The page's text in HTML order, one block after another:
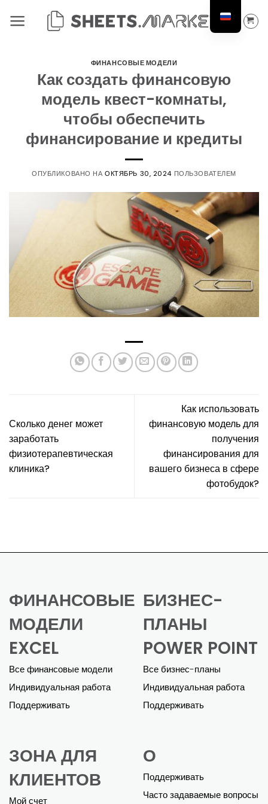
ФИНАНСОВЫЕ МОДЕЛИ
Как создать финансовую
модель квест-комнаты,
чтобы обеспечить
финансирование и кредиты
ОПУБЛИКОВАНО НАОКТЯБРЬ 30, 2024 ПОЛЬЗОВАТЕЛЕМ
Сколько денег может
заработать
физиотерапевтическая
клиника?
Как использовать
финансовую модель для
получения
финансирования для
вашего бизнеса в сфере
фотобудок?
ФИНАНСОВЫЕ
МОДЕЛИ
EXCEL
Все финансовые модели
Индивидуальная работа
Поддерживать
БИЗНЕС-
ПЛАНЫ
POWER POINT
Все бизнес-планы
Индивидуальная работа
Поддерживать
ЗОНА ДЛЯ
КЛИЕНТОВ
Мой счет
О
Поддерживать
Часто задаваемые вопросы